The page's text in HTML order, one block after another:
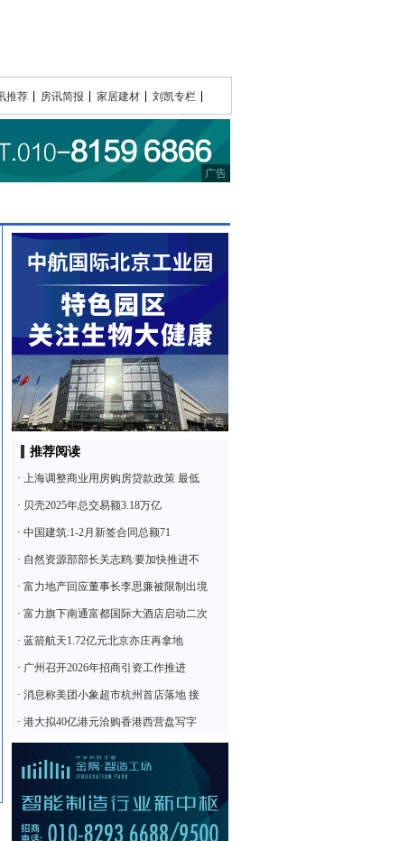
推荐 房讯简报 家居建材 刘凯专栏
广告
广告
推荐阅读
· 上海调整商业用房购房贷款政策 最低
· 贝壳2025年总交易额3.18万亿
· 中国建筑:1-2月新签合同总额71
· 自然资源部部长关志鸥:要加快推进不
· 富力地产回应董事长李思廉被限制出境
· 富力旗下南通富都国际大酒店启动二次
· 蓝箭航天1.72亿元北京亦庄再拿地
· 广州召开2026年招商引资工作推进
· 消息称美团小象超市杭州首店落地 接
· 港大拟40亿港元洽购香港西营盘写字